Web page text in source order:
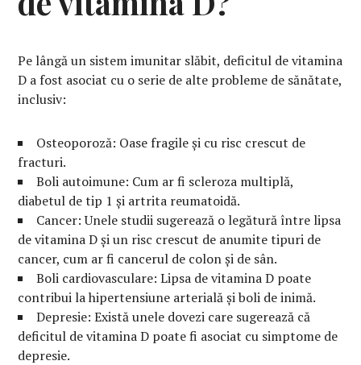
Pe lângă un sistem imunitar slăbit, deficitul de vitamina
D a fost asociat cu o serie de alte probleme de sănătate,
inclusiv:
Osteoporoză: Oase fragile și cu risc crescut de
fracturi.
Boli autoimune: Cum ar fi scleroza multiplă,
diabetul de tip 1 și artrita reumatoidă.
Cancer: Unele studii sugerează o legătură între lipsa
de vitamina D și un risc crescut de anumite tipuri de
cancer, cum ar fi cancerul de colon și de sân.
Boli cardiovasculare: Lipsa de vitamina D poate
contribui la hipertensiune arterială și boli de inimă.
Depresie: Există unele dovezi care sugerează că
deficitul de vitamina D poate fi asociat cu simptome de
depresie.